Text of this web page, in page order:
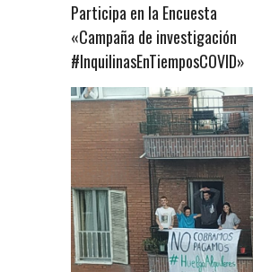
Participa en la Encuesta
«Campaña de investigación
#InquilinasEnTiemposCOVID»